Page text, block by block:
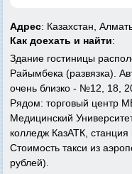
Адрес: Казахстан,
Как доехать и найти:
Здание гостиницы
Райымбека (развязка).
очень близко - №12, 18,
Рядом: торговый центр
Медицинский
колледж КазАТК,
Стоимость такси из
рублей).